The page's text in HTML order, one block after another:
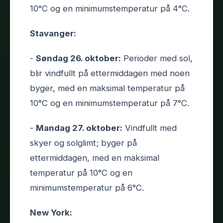
10°C og en minimumstemperatur på 4°C.
Stavanger:
- Søndag 26. oktober: Perioder med sol,
blir vindfullt på ettermiddagen med noen
byger, med en maksimal temperatur på
10°C og en minimumstemperatur på 7°C.
- Mandag 27. oktober: Vindfullt med
skyer og solglimt; byger på
ettermiddagen, med en maksimal
temperatur på 10°C og en
minimumstemperatur på 6°C.
New York: